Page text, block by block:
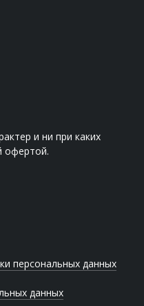
и ни при каких
офертой.
персональных данных
данных